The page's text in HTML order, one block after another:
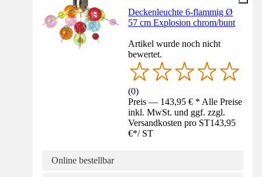
Deckenleuchte 6-flammig Ø
57 cm Explosion chrom/bunt
Artikel wurde noch nicht
bewertet.
(0)
Preis — 143,95 € * Alle Preise
inkl. MwSt. und ggf. zzgl.
Versandkosten pro ST143,95
€*/ ST
Online bestellbar